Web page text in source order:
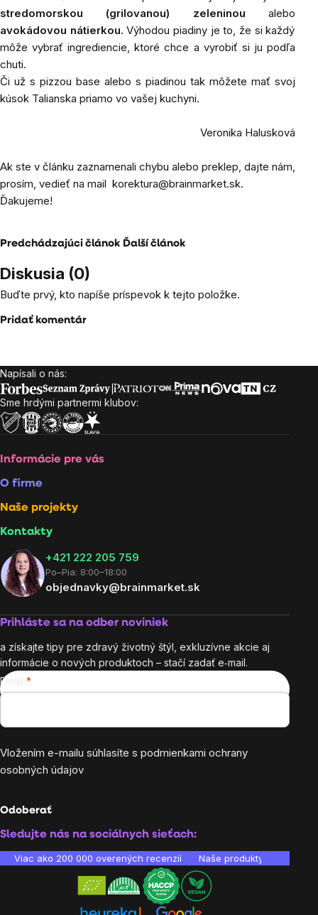
stredomorskou (grilovanou) zeleninou alebo
avokádovou nátierkou. Výhodou piadiny je to, že si každý
môže vybrať ingrediencie, ktoré chce a vyrobiť si ju podľa
chuti.
Či už s pizzou base alebo s piadinou tak môžete mať svoj
kúsok Talianska priamo vo vašej kuchyni.
Veronika Halusková
Ak ste v článku zaznamenali chybu alebo preklep, dajte nám,
prosím, vedieť na mail korektura@brainmarket.sk.
Ďakujeme!
Predchádzajúci článok Ďalší článok
Diskusia (0)
Buďte prvý, kto napíše príspevok k tejto položke.
Pridať komentár
Zápätie
Napísali o nás:
Sme hrdými partnermi klubov:
Informácie pre vás
O firme
Naše projekty
Kontakty
+421 222 205 759
Po–Pia: 8:00–18:00
objednavky@brainmarket.sk
Prihláste sa na odber noviniek
a získajte tipy pre zdravý životný štýl, exkluzívne akcie aj
informácie o nových produktoch – stačí zadať e‑mail.
Email
Vložením e-mailu súhlasíte s podmienkami ochrany
osobných údajov
Odoberať
Sledujte nás na sociálnych sieťach:
Viac ako 200 000 overených recenzií Naše produkty sú